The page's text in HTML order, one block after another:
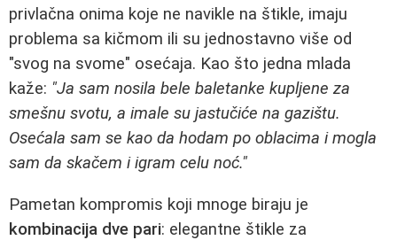
privlačna onima koje ne navikle na štikle, imaju
problema sa kičmom ili su jednostavno više od
"svog na svome" osećaja. Kao što jedna mlada
kaže: "Ja sam nosila bele baletanke kupljene za
smešnu svotu, a imale su jastučiće na gazištu.
Osećala sam se kao da hodam po oblacima i mogla
sam da skačem i igram celu noć."
Pametan kompromis koji mnoge biraju je
kombinacija dve pari: elegantne štikle za